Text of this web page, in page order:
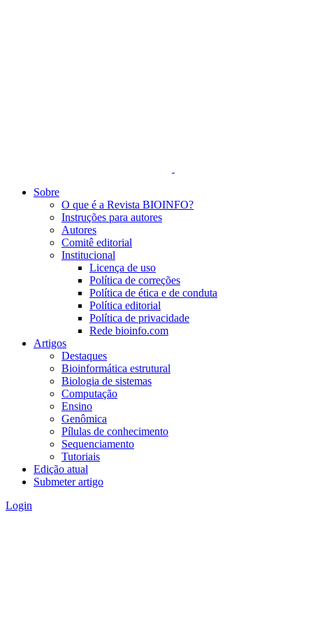
Sobre
O que é a Revista BIOINFO?
Instruções para autores
Autores
Comitê editorial
Institucional
Licença de uso
Política de correções
Política de ética e de conduta
Política editorial
Política de privacidade
Rede bioinfo.com
Artigos
Destaques
Bioinformática estrutural
Biologia de sistemas
Computação
Ensino
Genômica
Pílulas de conhecimento
Sequenciamento
Tutoriais
Edição atual
Submeter artigo
Login